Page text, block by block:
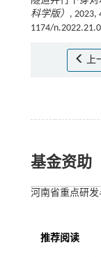
科学版） , 2023,
1174/
上
基金资助
河南省重点研发